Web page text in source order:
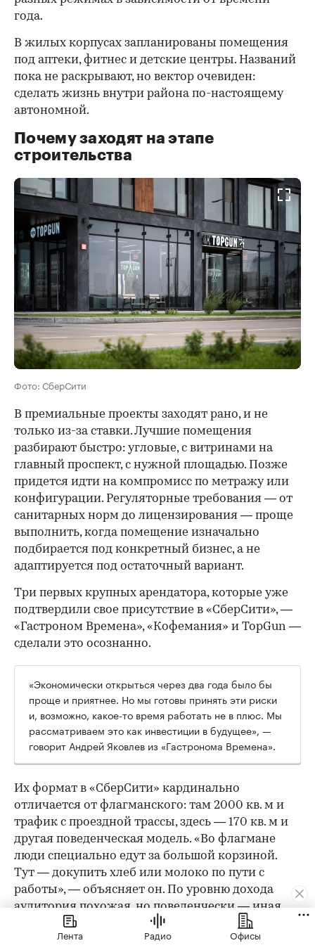
года.
В жилых корпусах запланированы помещения
под аптеки, фитнес и детские центры. Названий
пока не раскрывают, но вектор очевиден:
сделать жизнь внутри района по-настоящему
автономной.
Почему заходят на этапе
строительства
Фото: СберСити
В премиальные проекты заходят рано, и не
только из-за ставки. Лучшие помещения
разбирают быстро: угловые, с витринами на
главный проспект, с нужной площадью. Позже
придется идти на компромисс по метражу или
конфигурации. Регуляторные требования — от
санитарных норм до лицензирования — проще
выполнить, когда помещение изначально
подбирается под конкретный бизнес, а не
адаптируется под остаточный вариант.
Три первых крупных арендатора, которые уже
подтвердили свое присутствие в «СберСити», —
«Гастроном Времена», «Кофемания» и TopGun —
сделали это осознанно.
«Экономически открыться через два года было бы
проще и приятнее. Но мы готовы принять эти риски
и, возможно, какое-то время работать не в плюс. Мы
рассматриваем это как инвестиции в будущее», —
говорит Андрей Яковлев из «Гастронома Времена».
Их формат в «СберСити» кардинально
отличается от флагманского: там 2000 кв. м и
трафик с проездной трассы, здесь — 170 кв. м и
другая поведенческая модель. «Во флагмане
люди специально едут за большой корзиной.
Тут — докупить хлеб или молоко по пути с
работы», — объясняет он. По уровню дохода
аудитория похожая, но поведенчески — иная.
Ключевые «фишки» остаются: качество
Лента Радио Офисы